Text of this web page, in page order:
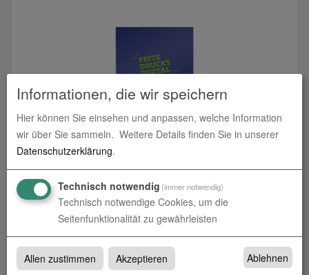
Aufkleber Polymer 2D - weiß und transparent
zum Artikel
Aufkleber polymer 5-7 Jahre
Informationen, die wir speichern
Hier können Sie einsehen und anpassen, welche Information
wir über Sie sammeln. Weitere Details finden Sie in unserer
Datenschutzerklärung.
Technisch notwendig (immer notwendig)
Technisch notwendige Cookies, um die
Seitenfunktionalität zu gewährleisten
Allen zustimmen Akzeptieren Ablehnen